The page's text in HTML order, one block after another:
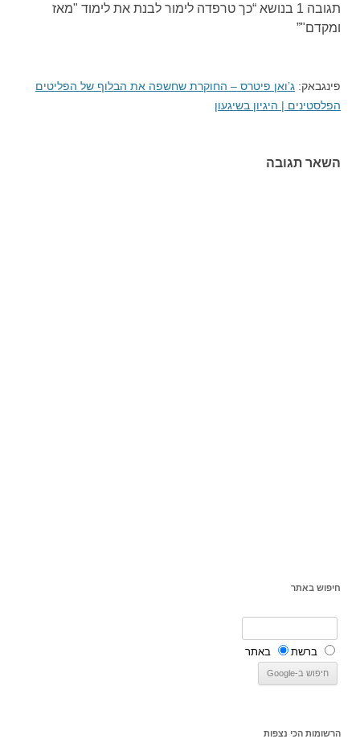
תגובה 1 בנושא “
כך טרפדה לימור לבנת את לימוד "מאז
ומקדם"”
פינגבאק: ג’ואן פיטרס – החוקרת שחשפה את הבלוף של הפליטים
הפלסטינים | היגיון בשיגעון
השאר תגובה
חיפוש באתר
ברשת באתר
הרשומות הכי נצפות